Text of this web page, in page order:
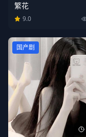
繁花
9.0
国产剧